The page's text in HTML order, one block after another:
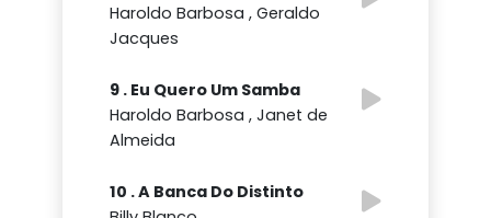
Haroldo Barbosa , Geraldo
Jacques
9 . Eu Quero Um Samba
Haroldo Barbosa , Janet de
Almeida
10 . A Banca Do Distinto